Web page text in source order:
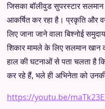
जिसका बॉलीवुड सुपरस्टार
आकर्षित कर रहा है। प्रकृति और
लिए जाना जाने वाला बिश्नोई
शिकार मामले के लिए सलमान खान
हाल की घटनाओं से पता चलता है
कर रहे हैं, भले ही अभिनेता को
https://youtu.be/